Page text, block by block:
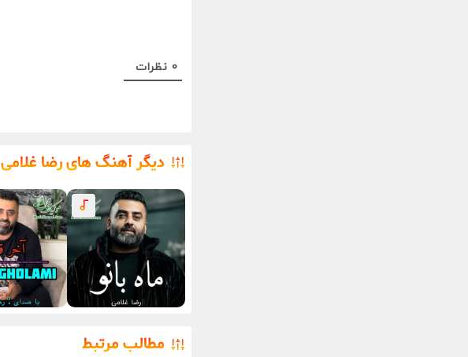
0 نظرات
دیگر آهنگ های رضا غلامی
مطالب مرتبط